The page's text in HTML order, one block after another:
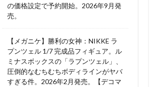
の価格設定で予約開始。2026年9月発
売。
【メガニケ】勝利の女神：NIKKE ラ
プンツェル 1/7 完成品フィギュア。ル
ミナスボックスの「ラプンツェル」、
圧倒的なむちむちボディラインがヤバ
すぎる件。2026年2月発売。【デコマ